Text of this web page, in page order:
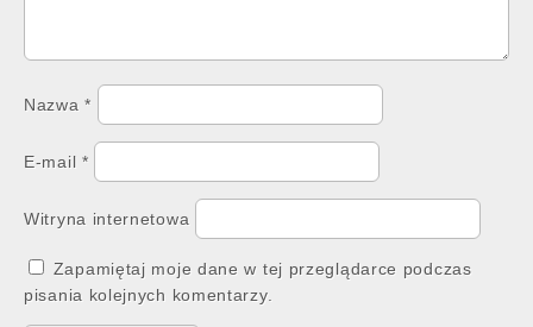
Nazwa*
E-mail *
Witryna internetowa
Zapamiętaj moje dane w tej przeglądarce podczas
pisania kolejnych komentarzy.